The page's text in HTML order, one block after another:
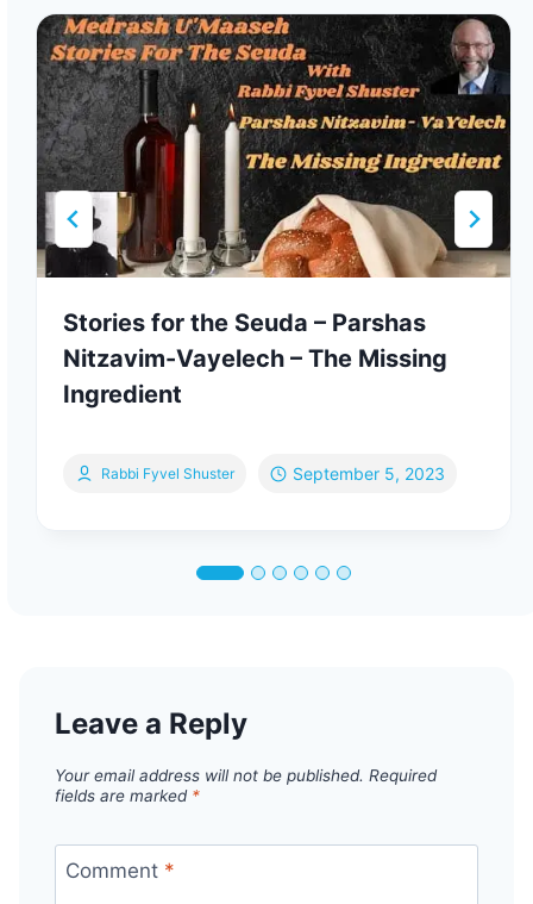
Stories for the Seuda – Parshas
Nitzavim-Vayelech – The Missing
Ingredient
Rabbi Fyvel Shuster September 5, 2023
Leave a Reply
Your email address will not be published. Required
fields are marked *
Comment *